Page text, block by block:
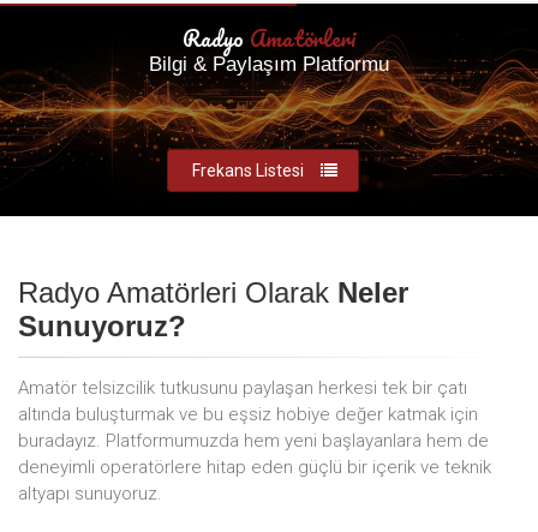
Radyo Amatörleri
Bilgi & Paylaşım Platformu
Frekans Listesi
Radyo Amatörleri Olarak Neler
Sunuyoruz?
Amatör telsizcilik tutkusunu paylaşan herkesi tek bir çatı
altında buluşturmak ve bu eşsiz hobiye değer katmak için
buradayız. Platformumuzda hem yeni başlayanlara hem de
deneyimli operatörlere hitap eden güçlü bir içerik ve teknik
altyapı sunuyoruz.